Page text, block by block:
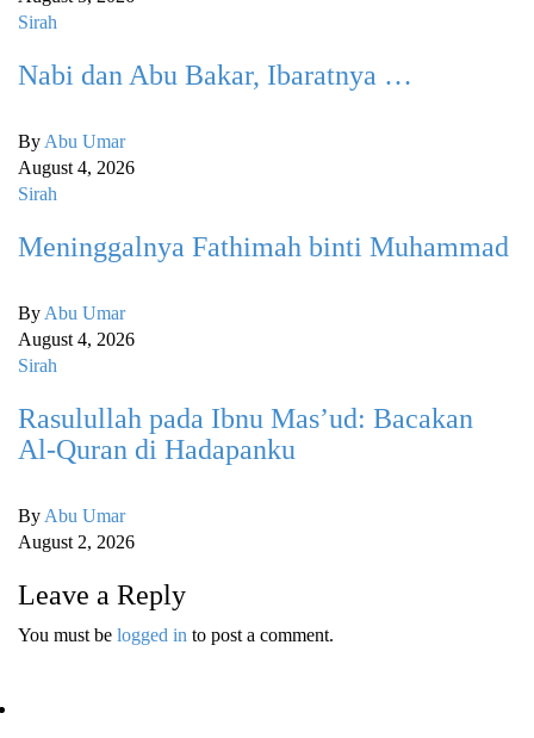
Sirah
Nabi dan Abu Bakar, Ibaratnya …
By Abu Umar
August 4, 2026
Sirah
Meninggalnya Fathimah binti Muhammad
By Abu Umar
August 4, 2026
Sirah
Rasulullah pada Ibnu Mas’ud: Bacakan
Al-Quran di Hadapanku
By Abu Umar
August 2, 2026
Leave a Reply
You must be logged in to post a comment.